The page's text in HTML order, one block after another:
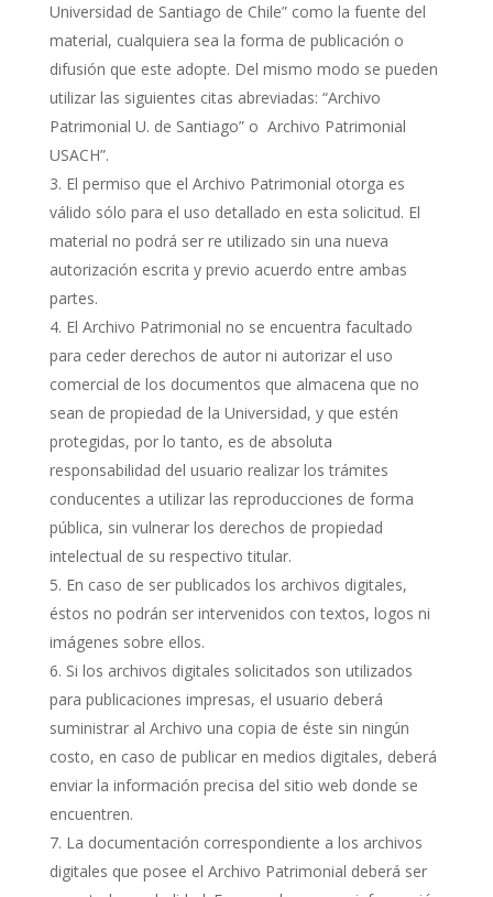
Universidad de Santiago de Chile” como la fuente del
material, cualquiera sea la forma de publicación o
difusión que este adopte. Del mismo modo se pueden
utilizar las siguientes citas abreviadas: “Archivo
Patrimonial U. de Santiago” o Archivo Patrimonial
USACH”.
El permiso que el Archivo Patrimonial otorga es
válido sólo para el uso detallado en esta solicitud. El
material no podrá ser re utilizado sin una nueva
autorización escrita y previo acuerdo entre ambas
partes.
El Archivo Patrimonial no se encuentra facultado
para ceder derechos de autor ni autorizar el uso
comercial de los documentos que almacena que no
sean de propiedad de la Universidad, y que estén
protegidas, por lo tanto, es de absoluta
responsabilidad del usuario realizar los trámites
conducentes a utilizar las reproducciones de forma
pública, sin vulnerar los derechos de propiedad
intelectual de su respectivo titular.
En caso de ser publicados los archivos digitales,
éstos no podrán ser intervenidos con textos, logos ni
imágenes sobre ellos.
Si los archivos digitales solicitados son utilizados
para publicaciones impresas, el usuario deberá
suministrar al Archivo una copia de éste sin ningún
costo, en caso de publicar en medios digitales, deberá
enviar la información precisa del sitio web donde se
encuentren.
La documentación correspondiente a los archivos
digitales que posee el Archivo Patrimonial deberá ser